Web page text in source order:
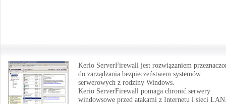
Kerio ServerFirewall jest rozwiązaniem
do zarządzania bezpieczeństwem systemów
serwerowych z rodziny Windows.
Kerio ServerFirewall pomaga chronić serwery
windowsowe przed atakami z Internetu i sieci